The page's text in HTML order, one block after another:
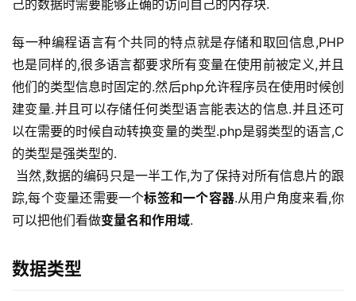
己的数据时需要能够正确的访问自己的内存块.
每一种编程语言有个共同的特点就是存储和取回信息,PHP
也是同样的,很多语言都要求所有变量在使用前被定义,并且
他们的类型信息时固定的.然后php允许程序员在使用时候创
建变量.并且可以存储任何类型语言能表达的信息.并且还可
以在需要的时候自动转换变量的类型.php是弱类型的语言,C
的类型是强类型的.
踪,每个变量还需要一个标签和一个容器.从用户角度来看,你
可以把他们看做变量名和作用域.
数据类型